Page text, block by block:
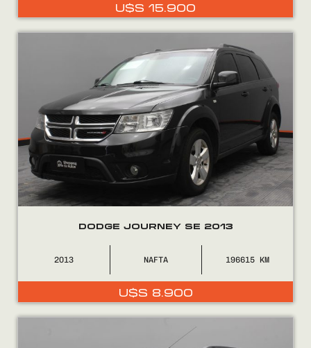
U$S 15.900
DODGE JOURNEY SE 2013
2013 NAFTA 196615
U$S 8.900